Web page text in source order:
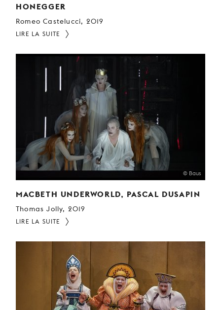
HONEGGER
Romeo Castelucci, 2019
LIRE LA SUITE
© Baus
MACBETH UNDERWORLD, PASCAL DUSAPIN
Thomas Jolly, 2019
LIRE LA SUITE